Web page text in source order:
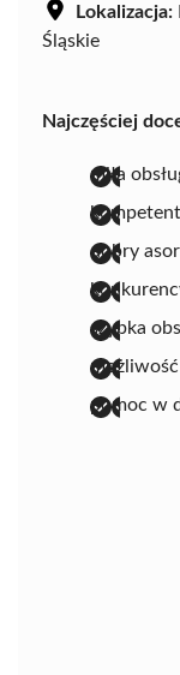
Lokalizacja:
Śląskie
Najczęściej
miła
dobry
szybka
pomoc w